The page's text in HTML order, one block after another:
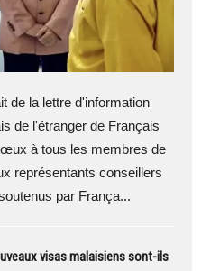
de la lettre d'information
de l'étranger de Français
à tous les membres de
représentants conseillers
par França...
visas malaisiens sont-ils